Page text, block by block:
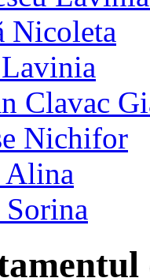
Nicoleta
Clavac
Nichifor
Alina